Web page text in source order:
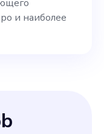
и наиболее